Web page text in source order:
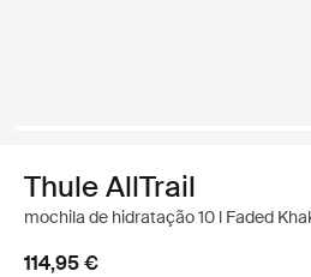
Thule AllTrail
mochila de hidratação 10 l Faded
114,95 €